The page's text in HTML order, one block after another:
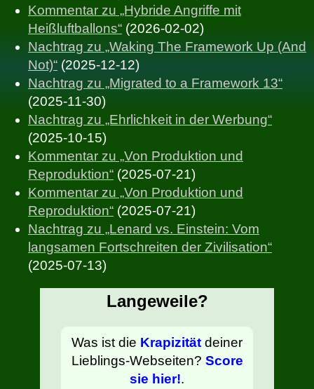
Kommentar zu „Hybride Angriffe mit
Heißluftballons“ (2026-02-02)
Nachtrag zu „Waking The Framework Up (And
Not)“ (2025-12-12)
Nachtrag zu „Migrated to a Framework 13“
(2025-11-30)
Nachtrag zu „Ehrlichkeit in der Werbung“
(2025-10-15)
Kommentar zu „Von Produktion und
Reproduktion“ (2025-07-21)
Kommentar zu „Von Produktion und
Reproduktion“ (2025-07-21)
Nachtrag zu „Lenard vs. Einstein: Vom
langsamen Fortschreiten der Zivilisation“
(2025-07-13)
Langeweile?
Was ist die Krapizität deiner
Lieblings-Webseiten? Score
sie hier!.